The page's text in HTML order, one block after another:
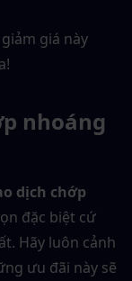
giá này
nhoáng
dịch chớp
đặc biệt cứ
Hãy luôn cảnh
ưu đãi này sẽ